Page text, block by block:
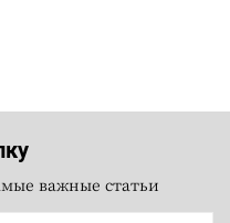
важные статьи